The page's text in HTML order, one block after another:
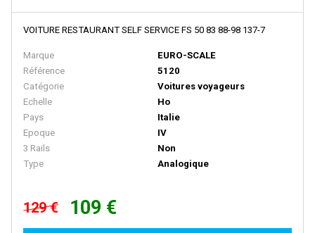
Herkat
Hermann
Herpa
Herpa Exclusive
Herpa Minitanks
HOBBYTRAIN
VOITURE RESTAURANT SELF SERVICE FS 50 83 88-98 137-7
Marque
EURO-SCALE
Référence
5120
Catégorie
Voitures voyageurs
Echelle
Ho
Pays
Italie
Epoque
IV
3 Rails
Non
Type
Analogique
129 € 109 €